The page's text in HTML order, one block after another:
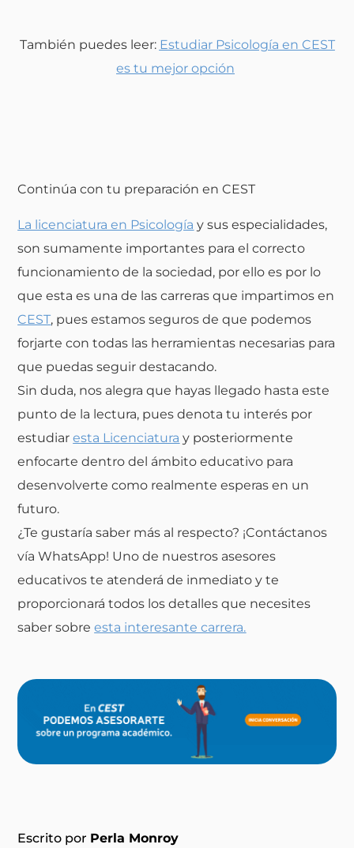
También puedes leer: Estudiar Psicología en CEST
es tu mejor opción
Continúa con tu preparación en CEST
La licenciatura en Psicología y sus especialidades,
son sumamente importantes para el correcto
funcionamiento de la sociedad, por ello es por lo
que esta es una de las carreras que impartimos en
CEST, pues estamos seguros de que podemos
forjarte con todas las herramientas necesarias para
que puedas seguir destacando.
Sin duda, nos alegra que hayas llegado hasta este
punto de la lectura, pues denota tu interés por
estudiaresta Licenciatura y posteriormente
enfocarte dentro del ámbito educativo para
desenvolverte como realmente esperas en un
futuro.
¿Te gustaría saber más al respecto? ¡Contáctanos
vía WhatsApp! Uno de nuestros asesores
educativos te atenderá de inmediato y te
proporcionará todos los detalles que necesites
saber sobreesta interesante carrera.
Escrito por Perla Monroy